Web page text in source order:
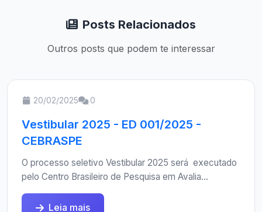
Posts Relacionados
Outros posts que podem te interessar
20/02/2025 0
Vestibular 2025 - ED 001/2025 -
CEBRASPE
O processo seletivo Vestibular 2025 será executado
pelo Centro Brasileiro de Pesquisa em Avalia...
Leia mais